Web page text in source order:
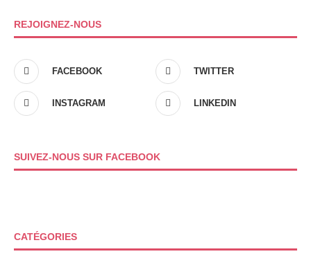
REJOIGNEZ-NOUS
FACEBOOK TWITTER
INSTAGRAM LINKEDIN
SUIVEZ-NOUS SUR FACEBOOK
CATÉGORIES